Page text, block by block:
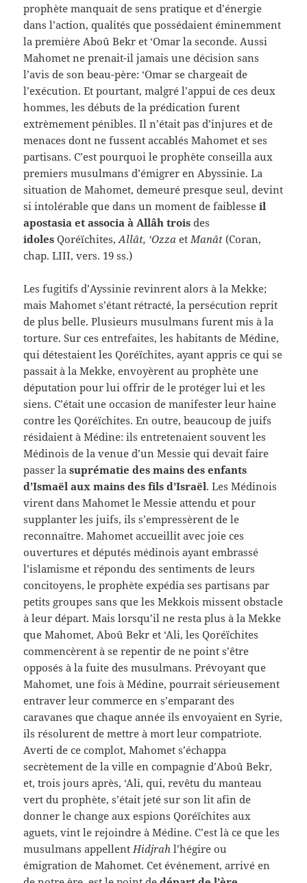
prophète manquait de sens pratique et d’énergie
dans l’action, qualités que possédaient éminemment
la première Aboû Bekr et ‘Omar la seconde. Aussi
Mahomet ne prenait-il jamais une décision sans
l’avis de son beau-père: ‘Omar se chargeait de
l’exécution. Et pourtant, malgré l’appui de ces deux
hommes, les débuts de la prédication furent
extrèmement pénibles. Il n’était pas d’injures et de
menaces dont ne fussent accablés Mahomet et ses
partisans. C’est pourquoi le prophète conseilla aux
premiers musulmans d’émigrer en Abyssinie. La
situation de Mahomet, demeuré presque seul, devint
si intolérable que dans un moment de faiblesseil
apostasia et associa à Allâh troisdes
idolesQoréïchites,Allât, ‘Ozza etManât (Coran,
chap. LIII, vers. 19 ss.)
Les fugitifs d’Ayssinie revinrent alors à la Mekke;
mais Mahomet s’étant rétracté, la persécution reprit
de plus belle. Plusieurs musulmans furent mis à la
torture. Sur ces entrefaites, les habitants de Médine,
qui détestaient les Qoréïchites, ayant appris ce qui se
passait à la Mekke, envoyèrent au prophète une
députation pour lui offrir de le protéger lui et les
siens. C’était une occasion de manifester leur haine
contre les Qoréïchites. En outre, beaucoup de juifs
résidaient à Médine: ils entretenaient souvent les
Médinois de la venue d’un Messie qui devait faire
passer la suprématie des mains des enfants
d’Ismaël aux mains des fils d’Israël. Les Médinois
virent dans Mahomet le Messie attendu et pour
supplanter les juifs, ils s’empressèrent de le
reconnaître. Mahomet accueillit avec joie ces
ouvertures et députés médinois ayant embrassé
l’islamisme et répondu des sentiments de leurs
concitoyens, le prophète expédia ses partisans par
petits groupes sans que les Mekkois missent obstacle
à leur départ. Mais lorsqu’il ne resta plus à la Mekke
que Mahomet, Aboû Bekr et ‘Ali, les Qoréïchites
commencèrent à se repentir de ne point s’être
opposés à la fuite des musulmans. Prévoyant que
Mahomet, une fois à Médine, pourrait sérieusement
entraver leur commerce en s’emparant des
caravanes que chaque année ils envoyaient en Syrie,
ils résolurent de mettre à mort leur compatriote.
Averti de ce complot, Mahomet s’échappa
secrètement de la ville en compagnie d’Aboû Bekr,
et, trois jours après, ‘Ali, qui, revêtu du manteau
vert du prophète, s’était jeté sur son lit afin de
donner le change aux espions Qoréïchites aux
aguets, vint le rejoindre à Médine. C’est là ce que les
musulmans appellentHidjrah l’hégire ou
émigration de Mahomet. Cet événement, arrivé en